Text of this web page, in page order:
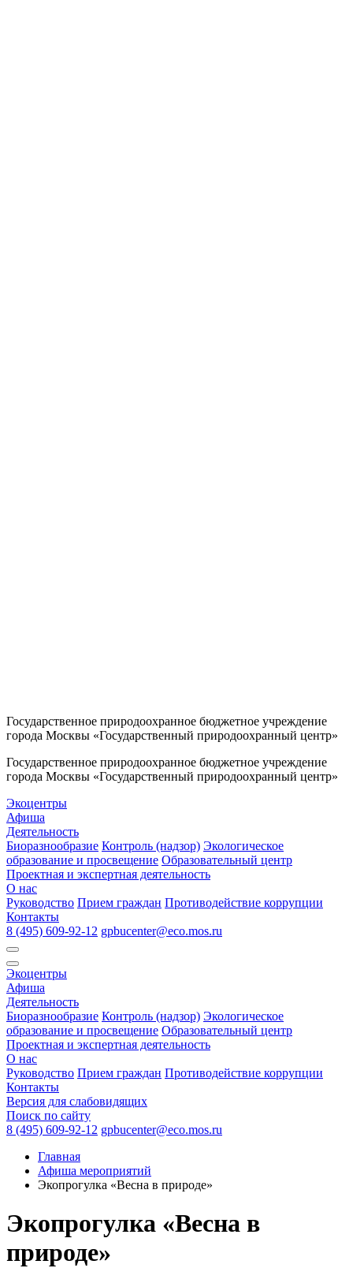
Государственное природоохранное бюджетное учреждение
города Москвы «Государственный природоохранный центр»
Государственное природоохранное бюджетное учреждение
города Москвы «Государственный природоохранный центр»
Экоцентры
Афиша
Деятельность
Биоразнообразие Контроль (надзор) Экологическое
образование и просвещение Образовательный центр
Проектная и экспертная деятельность
О нас
Руководство Прием граждан Противодействие коррупции
Контакты
8 (495) 609-92-12 gpbucenter@eco.mos.ru
Экоцентры
Афиша
Деятельность
Биоразнообразие Контроль (надзор) Экологическое
образование и просвещение Образовательный центр
Проектная и экспертная деятельность
О нас
Руководство Прием граждан Противодействие коррупции
Контакты
Версия для слабовидящих
Поиск по сайту
8 (495) 609-92-12 gpbucenter@eco.mos.ru
Главная
Афиша мероприятий
Экопрогулка «Весна в природе»
Экопрогулка «Весна в
природе»